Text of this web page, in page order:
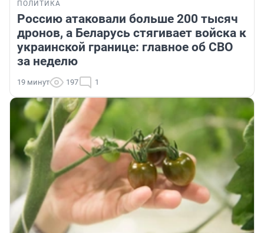
ПОЛИТИКА
Россию атаковали больше 200 тысяч
дронов, а Беларусь стягивает войска к
украинской границе: главное об СВО
за неделю
19 минут 197 1